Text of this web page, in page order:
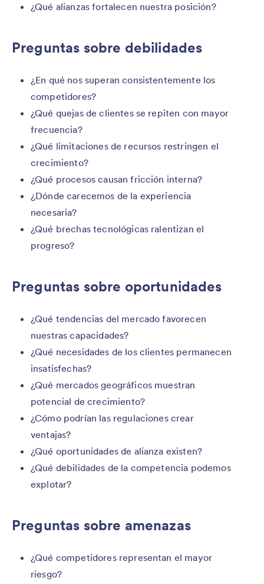
¿Qué alianzas fortalecen nuestra posición?
Preguntas sobre debilidades
¿En qué nos superan consistentemente los
competidores?
¿Qué quejas de clientes se repiten con mayor
frecuencia?
¿Qué limitaciones de recursos restringen el
crecimiento?
¿Qué procesos causan fricción interna?
¿Dónde carecemos de la experiencia
necesaria?
¿Qué brechas tecnológicas ralentizan el
progreso?
Preguntas sobre oportunidades
¿Qué tendencias del mercado favorecen
nuestras capacidades?
¿Qué necesidades de los clientes permanecen
insatisfechas?
¿Qué mercados geográficos muestran
potencial de crecimiento?
¿Cómo podrían las regulaciones crear
ventajas?
¿Qué oportunidades de alianza existen?
¿Qué debilidades de la competencia podemos
explotar?
Preguntas sobre amenazas
¿Qué competidores representan el mayor
riesgo?